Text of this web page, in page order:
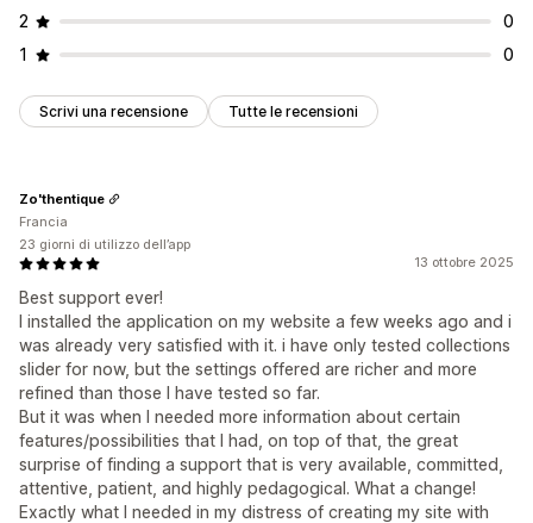
2
0
1
0
Scrivi una recensione Tutte le recensioni
13 ottobre 2025
Best support ever!
I installed the application on my website a few weeks ago and i
was already very satisfied with it. i have only tested collections
slider for now, but the settings offered are richer and more
refined than those I have tested so far.
But it was when I needed more information about certain
features/possibilities that I had, on top of that, the great
surprise of finding a support that is very available, committed,
attentive, patient, and highly pedagogical. What a change!
Exactly what I needed in my distress of creating my site with
Zo'thentique
Francia
23 giorni di utilizzo dell’app